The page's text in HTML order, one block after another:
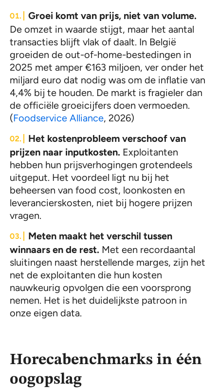
Groei komt van prijs, niet van volume.
De omzet in waarde stijgt, maar het aantal
transacties blijft vlak of daalt. In België
groeiden de out-of-home-bestedingen in
2025 met amper €163 miljoen, ver onder het
miljard euro dat nodig was om de inflatie van
4,4% bij te houden. De markt is fragieler dan
de officiële groeicijfers doen vermoeden.
(Foodservice Alliance, 2026)
Het kostenprobleem verschoof van
prijzen naar inputkosten. Exploitanten
hebben hun prijsverhogingen grotendeels
uitgeput. Het voordeel ligt nu bij het
beheersen van food cost, loonkosten en
leverancierskosten, niet bij hogere prijzen
vragen.
Meten maakt het verschil tussen
winnaars en de rest. Met een recordaantal
sluitingen naast herstellende marges, zijn het
net de exploitanten die hun kosten
nauwkeurig opvolgen die een voorsprong
nemen. Het is het duidelijkste patroon in
onze eigen data.
Horecabenchmarks in één
oogopslag